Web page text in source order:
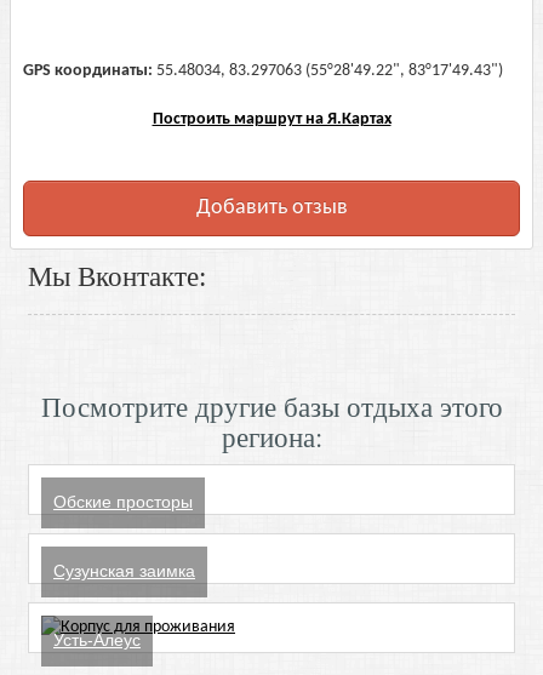
GPS координаты: 55.48034, 83.297063 (55°28'49.22", 83°17'49.43")
Построить маршрут на Я.Картах
Добавить отзыв
Мы Вконтакте:
Посмотрите другие базы отдыха этого
региона:
Обские просторы
Сузунская заимка
Усть-Алеус